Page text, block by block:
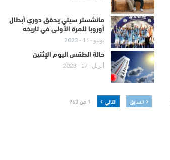
مانشستر سيتي يحقق دوري أبطال
أوروبا للمرة الأولى في تاريخه
يونيو - 11 - 2023
حالة الطقس اليوم الإثنين
أبريل - 17 - 2023
السابق التالي 1 من 963